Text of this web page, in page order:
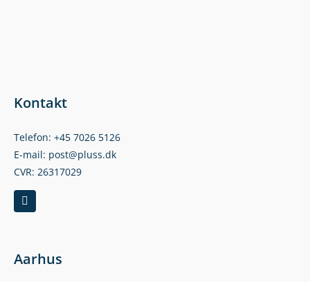
Kontakt
Telefon: +45 7026 5126
E-mail: post@pluss.dk
CVR: 26317029
Aarhus